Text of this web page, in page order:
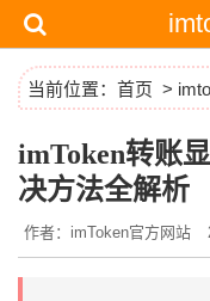
当前位置： 首页 >
imToken转账
决方法全解析
作者：imToken官方网站